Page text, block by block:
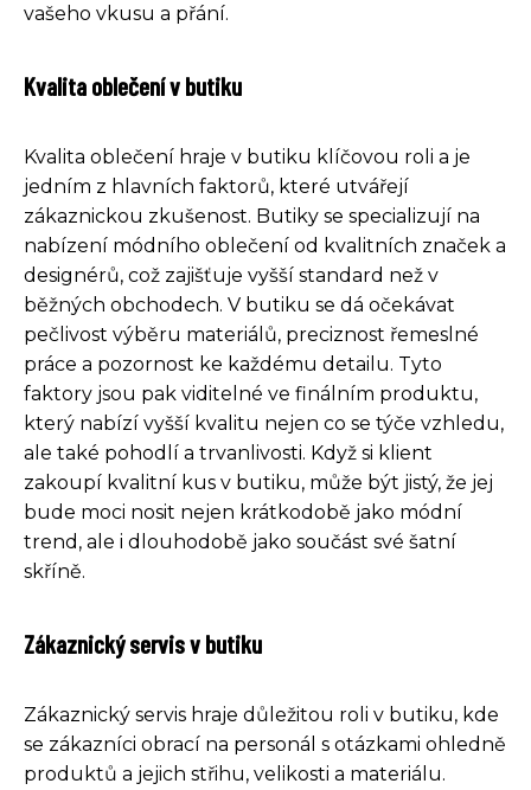
vašeho vkusu a přání.
Kvalita oblečení v butiku
Kvalita oblečení hraje v butiku klíčovou roli a je
jedním z hlavních faktorů, které utvářejí
zákaznickou zkušenost. Butiky se specializují na
nabízení módního oblečení od kvalitních značek a
designérů, což zajišťuje vyšší standard než v
běžných obchodech. V butiku se dá očekávat
pečlivost výběru materiálů, preciznost řemeslné
práce a pozornost ke každému detailu. Tyto
faktory jsou pak viditelné ve finálním produktu,
který nabízí vyšší kvalitu nejen co se týče vzhledu,
ale také pohodlí a trvanlivosti. Když si klient
zakoupí kvalitní kus v butiku, může být jistý, že jej
bude moci nosit nejen krátkodobě jako módní
trend, ale i dlouhodobě jako součást své šatní
skříně.
Zákaznický servis v butiku
Zákaznický servis hraje důležitou roli v butiku, kde
se zákazníci obrací na personál s otázkami ohledně
produktů a jejich střihu, velikosti a materiálu.